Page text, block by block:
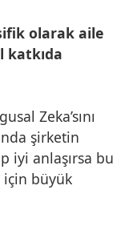
olarak aile
katkıda
Zeka’sını
şirketin
iyi anlaşırsa bu
için büyük